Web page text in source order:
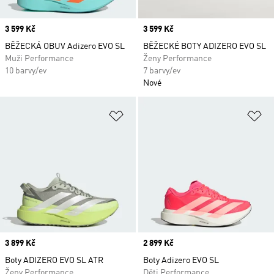
Price
3 599 Kč
BĚŽECKÁ OBUV Adizero EVO SL
Muži Performance
10 barvy/ev
Price
3 599 Kč
BĚŽECKÉ BOTY ADIZERO EVO SL
Ženy Performance
7 barvy/ev
Nové
Price
3 899 Kč
Boty ADIZERO EVO SL ATR
Price
2 899 Kč
Boty Adizero EVO SL